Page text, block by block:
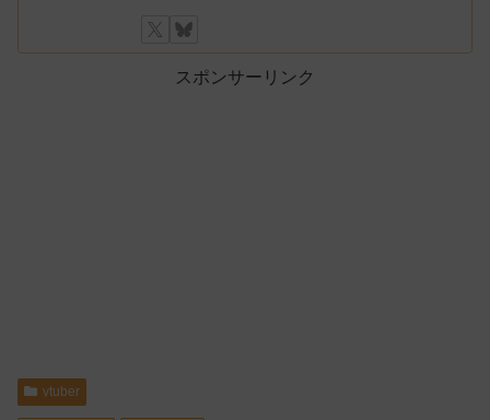
スポンサーリンク
vtuber